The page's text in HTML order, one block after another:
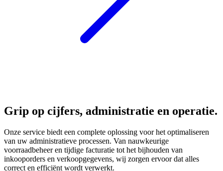
Grip op cijfers, administratie en operatie.
Onze service biedt een complete oplossing voor het optimaliseren
van uw administratieve processen. Van nauwkeurige
voorraadbeheer en tijdige facturatie tot het bijhouden van
inkooporders en verkoopgegevens, wij zorgen ervoor dat alles
correct en efficiënt wordt verwerkt.